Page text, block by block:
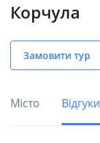
Корчула
Замовити тур
Місто Відгуки